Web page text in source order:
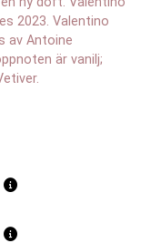
2023. Valentino
av Antoine
är vanilj;